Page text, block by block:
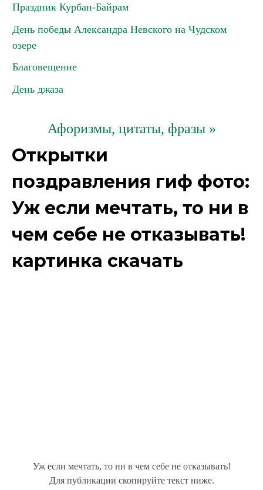
Праздник Курбан-Байрам
День победы Александра Невского на Чудском
озере
Благовещение
День джаза
Афоризмы, цитаты, фразы »
Открытки
поздравления гиф фото:
Уж если мечтать, то ни в
чем себе не отказывать!
картинка скачать
Уж если мечтать, то ни в чем себе не отказывать!
Для публикации скопируйте текст ниже.